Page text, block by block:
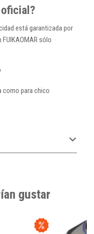
oficial?
está garantizada por
FUIKAOMAR sólo
como para chico
gustar